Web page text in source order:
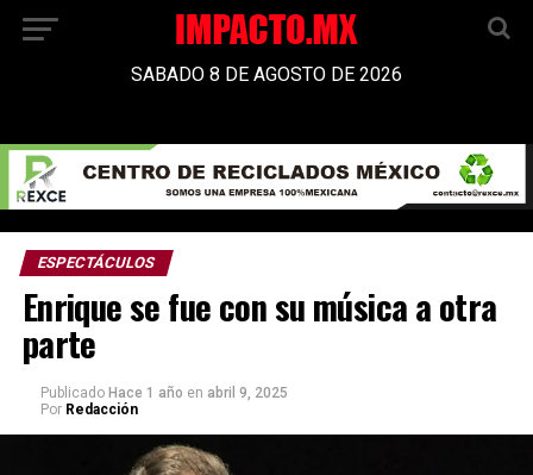
SABADO 8 DE AGOSTO DE 2026
ESPECTÁCULOS
Enrique se fue con su música a otra
parte
Publicado Hace 1 año en abril 9, 2025
Por Redacción